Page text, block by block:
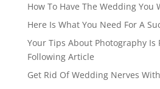
How To Have The Wedding You
Here Is What You Need For A
Your Tips About Photography Is
Following Article
Get Rid Of Wedding Nerves